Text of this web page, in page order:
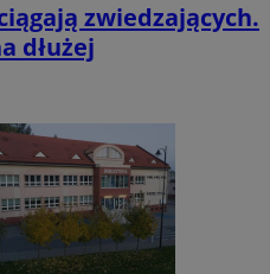
zwiedzających.
dłużej